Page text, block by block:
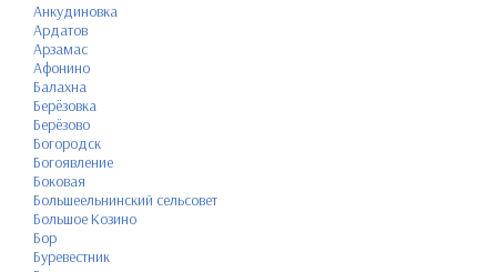
Анкудиновка
Ардатов
Арзамас
Афонино
Балахна
Берёзовка
Берёзово
Богородск
Богоявление
Боковая
Большеельнинский сельсовет
Большое Козино
Бор
Буревестник